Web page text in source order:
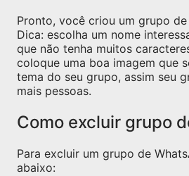
Pronto, você criou um grupo de
Dica: escolha um nome
que não tenha muitos
coloque uma boa imagem que
tema do seu grupo, assim seu
mais pessoas.
Como excluir grupo
Para excluir um grupo de
abaixo: